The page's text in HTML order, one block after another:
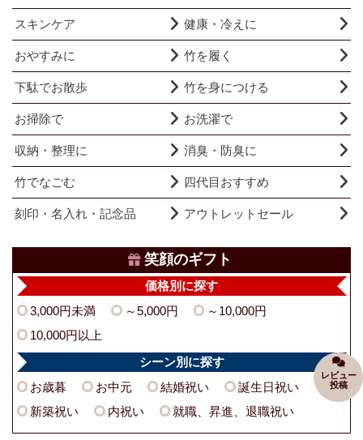
レビュー
投稿
スキンケア 健康・冷えに
おやすみに 竹を履く
下駄でお散歩 竹を身につける
お掃除で お洗濯で
収納・整理に 消臭・防臭に
竹でなごむ 四代目おすすめ
刻印・名入れ・記念品 アウトレットセール
笑顔のギフト
価格別に探す
3,000円未満 ～5,000円
～10,000円
10,000円以上
シーン別に探す
お歳暮 お中元 結婚祝い
誕生日祝い
新築祝い
内祝い 就職、昇進、退職祝い